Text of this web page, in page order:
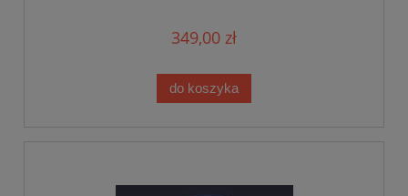
349,00 zł
do koszyka